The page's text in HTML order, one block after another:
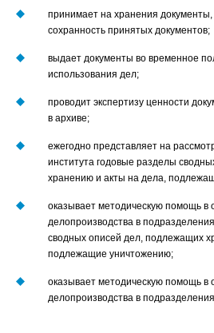
принимает на хранения
сохранность принятых документов;
выдает документы во временное
использования дел;
проводит экспертизу ценности
в архиве;
ежегодно представляет на
института годовые разделы
хранению и акты на дела,
оказывает методическую помощь в
делопроизводства в
сводных описей дел, подлежащих
подлежащие уничтожению;
оказывает методическую помощь в
делопроизводства в
Номер телефона*
Наименование
Комментарий